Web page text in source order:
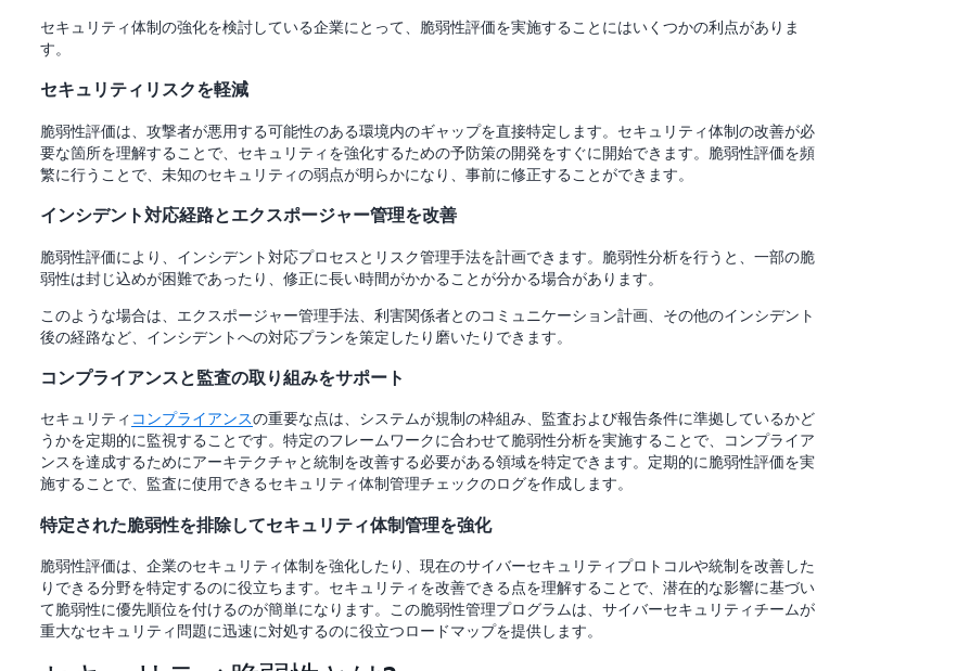
セキュリティ体制の強化を検討している企業にとって、脆弱性評価を実施することにはいくつかの利点がありま
す。
セキュリティリスクを軽減
脆弱性評価は、攻撃者が悪用する可能性のある環境内のギャップを直接特定します。セキュリティ体制の改善が必
要な箇所を理解することで、セキュリティを強化するための予防策の開発をすぐに開始できます。脆弱性評価を頻
繁に行うことで、未知のセキュリティの弱点が明らかになり、事前に修正することができます。
インシデント対応経路とエクスポージャー管理を改善
脆弱性評価により、インシデント対応プロセスとリスク管理手法を計画できます。脆弱性分析を行うと、一部の脆
弱性は封じ込めが困難であったり、修正に長い時間がかかることが分かる場合があります。
このような場合は、エクスポージャー管理手法、利害関係者とのコミュニケーション計画、その他のインシデント
後の経路など、インシデントへの対応プランを策定したり磨いたりできます。
コンプライアンスと監査の取り組みをサポート
セキュリティ コンプライアンスの重要な点は、システムが規制の枠組み、監査および報告条件に準拠しているかど
うかを定期的に監視することです。特定のフレームワークに合わせて脆弱性分析を実施することで、コンプライア
ンスを達成するためにアーキテクチャと統制を改善する必要がある領域を特定できます。定期的に脆弱性評価を実
施することで、監査に使用できるセキュリティ体制管理チェックのログを作成します。
特定された脆弱性を排除してセキュリティ体制管理を強化
脆弱性評価は、企業のセキュリティ体制を強化したり、現在のサイバーセキュリティプロトコルや統制を改善した
りできる分野を特定するのに役立ちます。セキュリティを改善できる点を理解することで、潜在的な影響に基づい
て脆弱性に優先順位を付けるのが簡単になります。この脆弱性管理プログラムは、サイバーセキュリティチームが
重大なセキュリティ問題に迅速に対処するのに役立つロードマップを提供します。